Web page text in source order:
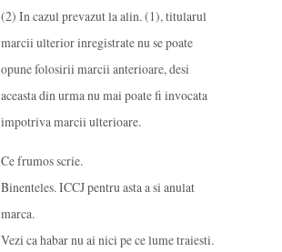
(2) In cazul prevazut la alin. (1), titularul
marcii ulterior inregistrate nu se poate
opune folosirii marcii anterioare, desi
aceasta din urma nu mai poate fi invocata
impotriva marcii ulterioare.
Ce frumos scrie.
Binenteles. ICCJ pentru asta a si anulat
marca.
Vezi ca habar nu ai nici pe ce lume traiesti.